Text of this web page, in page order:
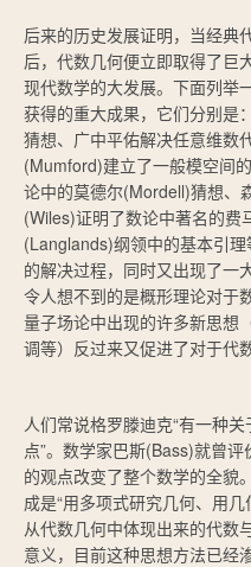
后来的历史发展证明，当经典
后，代数几何便立即取得了巨
现代数学的大发展。下面列举
获得的重大成果，它们分别是
猜想、广中平佑解决任意维数
(Mumford)建立了一般模空间
论中的莫德尔(Mordell)猜想、
(Wiles)证明了数论中著名的费
(Langlands)纲领中的基本引
的解决过程，同时又出现了一
令人想不到的是概形理论对于
量子场论中出现的许多新思想
调等）反过来又促进了对于代
人们常说格罗滕迪克“有一种
点”。数学家巴斯(Bass)就曾
的观点改变了整个数学的全貌
成是“用多项式研究几何、用
从代数几何中体现出来的代数
意义，目前这种思想方法已经